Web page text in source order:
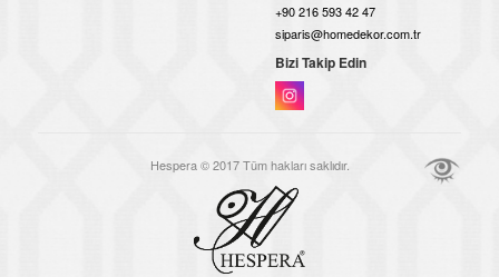
+90 216 593 42 47
siparis@homedekor.com.tr
Bizi Takip Edin
Hespera © 2017 Tüm hakları saklıdır.